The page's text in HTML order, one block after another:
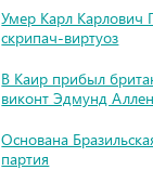
Умер Карл Карлович
скрипач-виртуоз
В Каир прибыл
виконт Эдмунд
Основана
партия